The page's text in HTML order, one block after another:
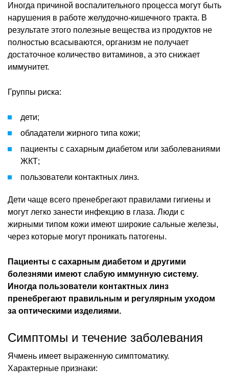
Иногда причиной воспалительного процесса могут быть
нарушения в работе желудочно-кишечного тракта. В
результате этого полезные вещества из продуктов не
полностью всасываются, организм не получает
достаточное количество витаминов, а это снижает
иммунитет.
Группы риска:
дети;
обладатели жирного типа кожи;
пациенты с сахарным диабетом или заболеваниями
ЖКТ;
пользователи контактных линз.
Дети чаще всего пренебрегают правилами гигиены и
могут легко занести инфекцию в глаза. Люди с
жирными типом кожи имеют широкие сальные железы,
через которые могут проникать патогены.
Пациенты с сахарным диабетом и другими
болезнями имеют слабую иммунную систему.
Иногда пользователи контактных линз
пренебрегают правильным и регулярным уходом
за оптическими изделиями.
Симптомы и течение заболевания
Ячмень имеет выраженную симптоматику.
Характерные признаки: